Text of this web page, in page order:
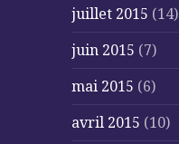
juillet 2015 (14)
juin 2015 (7)
mai 2015 (6)
avril 2015 (10)